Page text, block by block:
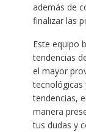
además de
finalizar las
Este equipo
tendencias
el mayor
tecnológicas
tendencias,
manera
tus dudas y